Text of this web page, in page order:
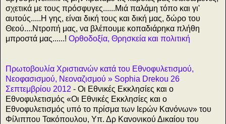
σχετικά με τους πρόσφυγες......Μιά παλάμη τόπο και γι'
αυτούς.....Η γης, είναι δική τους και δική μας, δώρο του
Θεού....Ντροπή μας, να βλέπουμε κοπαδιάρηκα πλήθη
μπροστά μας......! Ορθοδοξία, Θρησκεία και πολιτική
Πρωτοβουλία Χριστιανών κατά του Εθνοφυλετισμού,
Νεοφασισμού, Νεοναζισμού » Sophia Drekou 26
Σεπτεμβρίου 2012 - Οι Εθνικές Εκκλησίες και ο
Εθνοφυλετισμός «Οι Εθνικές Εκκλησίες και ο
Εθνοφυλετισμός υπό το πρίσμα των Ιερών Κανόνων» του
Φίλιππου Τακόπουλου, Υπ. Δρ Κανονικού Δικαίου του